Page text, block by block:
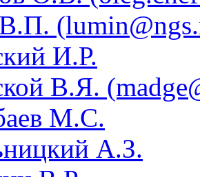
И.Р.
В.Я.
М.С.
А.З.